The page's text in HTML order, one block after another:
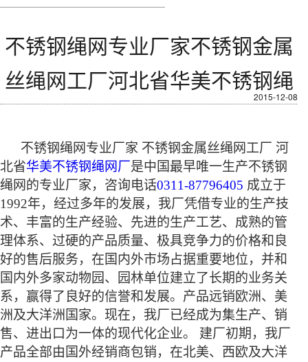
不锈钢绳网专业厂家不锈钢金属
丝绳网工厂河北省华美不锈钢绳
2015-12-08
不锈钢绳网专业厂家 不锈钢金属丝绳网工厂 河
北省华美不锈钢绳网厂 是中国最早唯一生产不锈钢
绳网的专业厂家，咨询电话0311-87796405 成立于
1992年，经过多年的发展，我厂凭借专业的生产技
术、丰富的生产经验、先进的生产工艺、成熟的管
理体系、过硬的产品质量、极具竞争力的价格和良
好的售后服务，在国内外市场占据重要地位，并和
国内外多家动物园、园林单位建立了长期的业务关
系，赢得了良好的信誉和发展。产品远销欧洲、美
洲及大洋洲国家。现在，我厂已经成为集生产、销
售、进出口为一体的现代化企业。 建厂初期，我厂
产品全部由国外经销商包销，在北美、西欧及大洋